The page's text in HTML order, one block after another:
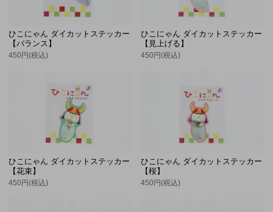
ひこにゃん ダイカットステッカー
【バランス】
450円(税込)
ひこにゃん ダイカットステッカー
【見上げる】
450円(税込)
ひこにゃん ダイカットステッカー
【花束】
450円(税込)
ひこにゃん ダイカットステッカー
【桜】
450円(税込)